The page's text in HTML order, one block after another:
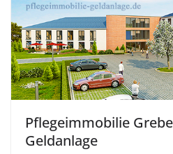
Pflegeimmobilie
Geldanlage